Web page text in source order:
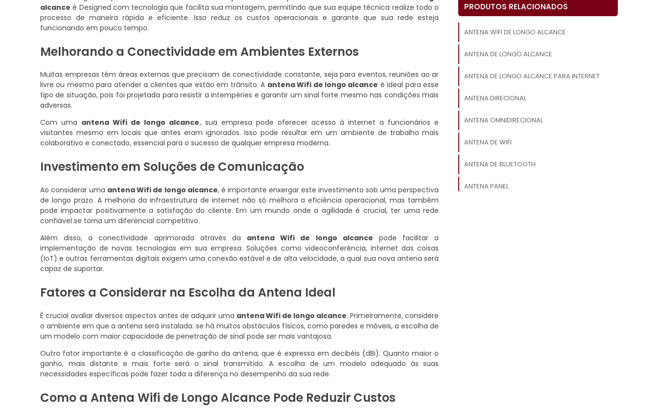
alcance é Designed com tecnologia que facilita sua montagem, permitindo que sua equipe técnica realize todo o
processo de maneira rápida e eficiente. Isso reduz os custos operacionais e garante que sua rede esteja
funcionando em pouco tempo.
Melhorando a Conectividade em Ambientes Externos
Muitas empresas têm áreas externas que precisam de conectividade constante, seja para eventos, reuniões ao ar
livre ou mesmo para atender a clientes que estão em trânsito. A antena Wifi de longo alcance é ideal para esse
tipo de situação, pois foi projetada para resistir a intempéries e garantir um sinal forte mesmo nas condições mais
adversas.
Com uma antena Wifi de longo alcance, sua empresa pode oferecer acesso à internet a funcionários e
visitantes mesmo em locais que antes eram ignorados. Isso pode resultar em um ambiente de trabalho mais
colaborativo e conectado, essencial para o sucesso de qualquer empresa moderna.
Investimento em Soluções de Comunicação
Ao considerar uma antena Wifi de longo alcance, é importante enxergar este investimento sob uma perspectiva
de longo prazo. A melhoria da infraestrutura de internet não só melhora a eficiência operacional, mas também
pode impactar positivamente a satisfação do cliente. Em um mundo onde a agilidade é crucial, ter uma rede
confiável se torna um diferencial competitivo.
Além disso, a conectividade aprimorada através da antena Wifi de longo alcance pode facilitar a
implementação de novas tecnologias em sua empresa. Soluções como videoconferência, internet das coisas
(IoT) e outras ferramentas digitais exigem uma conexão estável e de alta velocidade, a qual sua nova antena será
capaz de suportar.
Fatores a Considerar na Escolha da Antena Ideal
É crucial avaliar diversos aspectos antes de adquirir uma antena Wifi de longo alcance. Primeiramente, considere
o ambiente em que a antena será instalada: se há muitos obstáculos físicos, como paredes e móveis, a escolha de
um modelo com maior capacidade de penetração de sinal pode ser mais vantajosa.
Outro fator importante é a classificação de ganho da antena, que é expressa em decibéis (dBi). Quanto maior o
ganho, mais distante e mais forte será o sinal transmitido. A escolha de um modelo adequado às suas
necessidades específicas pode fazer toda a diferença no desempenho da sua rede.
Como a Antena Wifi de Longo Alcance Pode Reduzir Custos
PRODUTOS RELACIONADOS
ANTENA WIFI DE LONGO ALCANCE
ANTENA DE LONGO ALCANCE
ANTENA DE LONGO ALCANCE PARA INTERNET
ANTENA DIRECIONAL
ANTENA OMNIDIRECIONAL
ANTENA DE WIFI
ANTENA DE BLUETOOTH
ANTENA PANEL